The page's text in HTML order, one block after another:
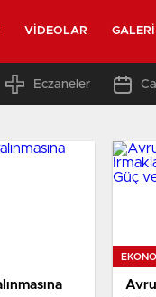
VIDEOLAR GALERI
Eczaneler